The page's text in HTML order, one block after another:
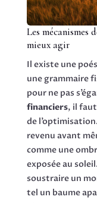
Les mécanismes
mieux agir
Il existe une
une grammaire
pour ne pas
financiers, il
de
revenu avant
comme une
exposée au
soustraire un
tel un baume